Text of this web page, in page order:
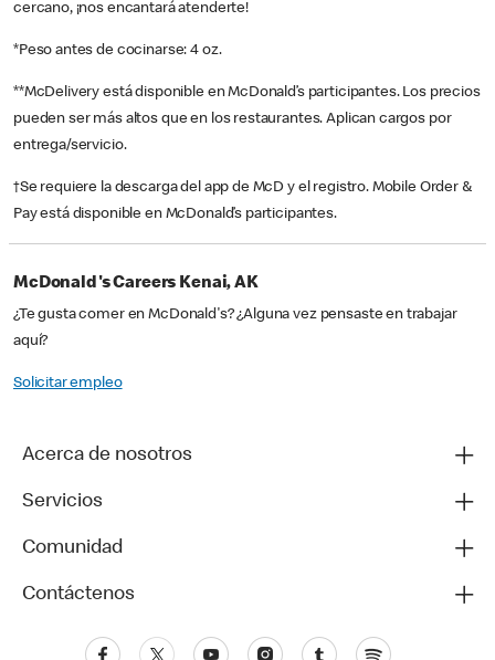
cercano, ¡nos encantará atenderte!
*Peso antes de cocinarse: 4 oz.
**McDelivery está disponible en McDonald’s participantes. Los precios
pueden ser más altos que en los restaurantes. Aplican cargos por
entrega/servicio.
†Se requiere la descarga del app de McD y el registro. Mobile Order &
Pay está disponible en McDonald’s participantes.
McDonald's Careers Kenai, AK
¿Te gusta comer en McDonald's? ¿Alguna vez pensaste en trabajar
aquí?
Solicitar empleo
Acerca de nosotros
Servicios
Comunidad
Contáctenos